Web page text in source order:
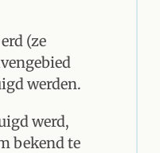
(ze
werden.
werd,
bekend te